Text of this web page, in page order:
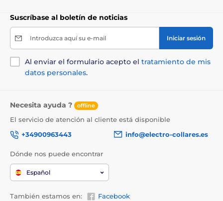
Suscríbase al boletín de noticias
Introduzca aquí su e-mail Iniciar sesión
Al enviar el formulario acepto el tratamiento de mis
datos personales.
Necesita ayuda ? offline
El servicio de atención al cliente está disponible
+34900963443
info@electro-collares.es
Dónde nos puede encontrar
Español
También estamos en: Facebook